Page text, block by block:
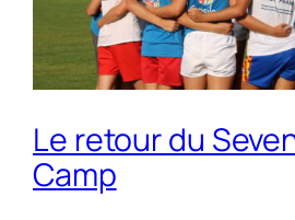
Le retour du
Camp